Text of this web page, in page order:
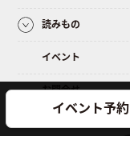
イベント予約
読みもの
イベント
お問合せ